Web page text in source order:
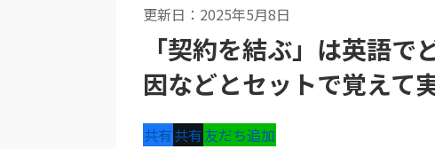
更新日：2025年5月8日
「契約を結ぶ」は英語
因などとセットで覚えて
共有共有友だち追加